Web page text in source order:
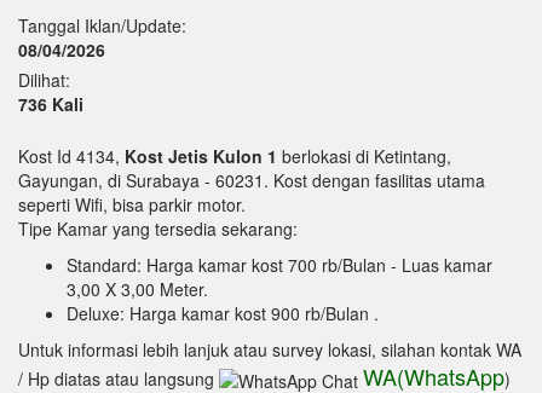
Tanggal Iklan/Update:
08/04/2026
Dilihat:
736 Kali
Kost Id 4134, Kost Jetis Kulon 1 berlokasi di Ketintang,
Gayungan, di Surabaya - 60231. Kost dengan fasilitas utama
seperti Wifi, bisa parkir motor.
Tipe Kamar yang tersedia sekarang:
Standard: Harga kamar kost 700 rb/Bulan - Luas kamar
3,00 X 3,00 Meter.
Deluxe: Harga kamar kost 900 rb/Bulan .
Untuk informasi lebih lanjuk atau survey lokasi, silahan kontak WA
/ Hp diatas atau langsung
WA(WhatsApp)